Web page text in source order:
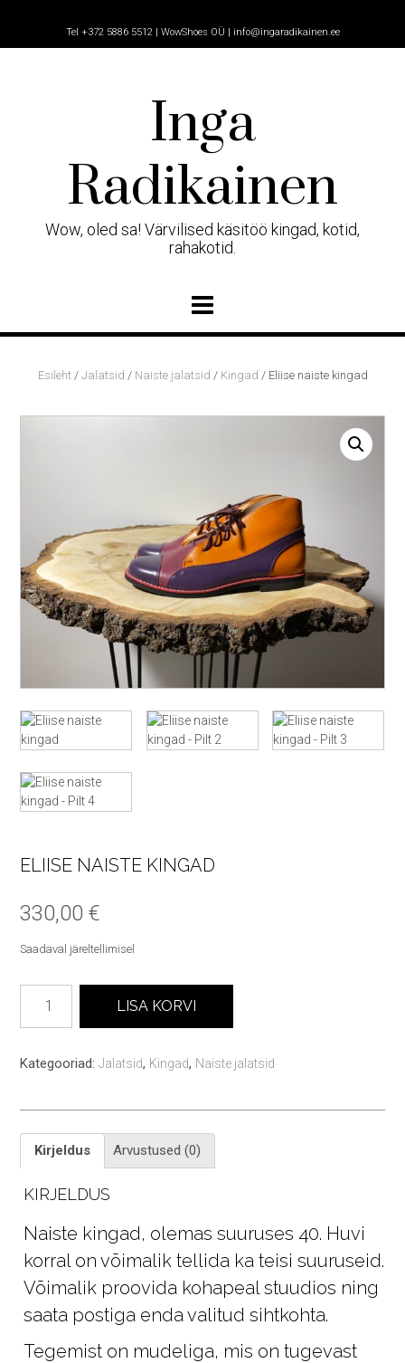
content
Tel +372 5886 5512 | WowShoes OÜ | info@ingaradikainen.ee
Inga
Radikainen
Wow, oled sa! Värvilised käsitöö kingad, kotid,
rahakotid.
Esileht/ Jalatsid / Naiste jalatsid / Kingad / Eliise naiste kingad
ELIISE NAISTE KINGAD
330,00 €
Saadaval järeltellimisel
naiste
kingad
LISA KORVI
Kategooriad: Jalatsid, Kingad, Naiste jalatsid
Kirjeldus Arvustused (0)
KIRJELDUS
Naiste kingad, olemas suuruses 40. Huvi
korral on võimalik tellida ka teisi suuruseid.
Võimalik proovida kohapeal stuudios ning
saata postiga enda valitud sihtkohta.
Tegemist on mudeliga, mis on tugevast